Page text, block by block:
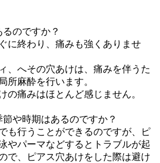
のですか？
に終わり、痛みも強くありませ
、へその穴あけは、痛みを伴うた
所麻酔を行います。
の痛みはほとんど感じません。
や時期はあるのですか？
も行うことができるのですが、ピ
やパーマなどするとトラブルが起
で、ピアス穴あけをした際は避け